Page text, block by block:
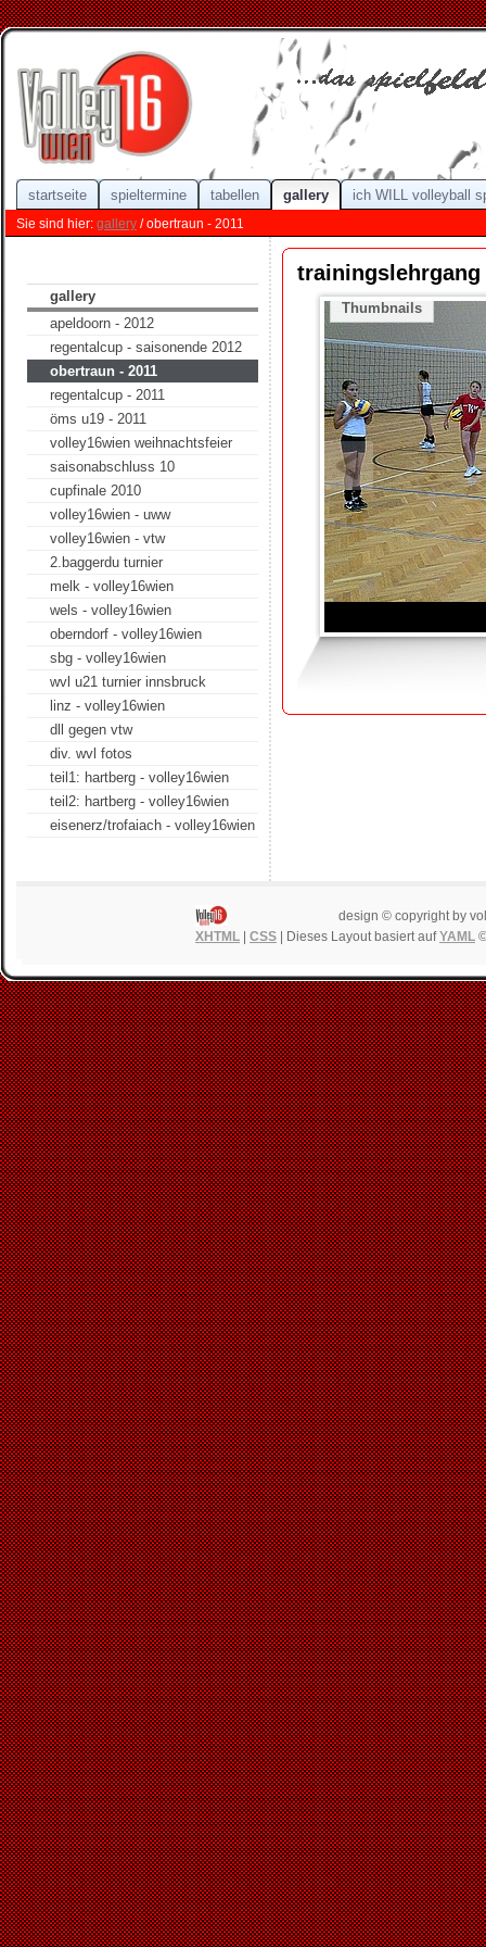
startseite spieltermine tabellen gallery ich WILL volleyball
Sie sind hier: gallery / obertraun - 2011
gallery
apeldoorn - 2012
regentalcup - saisonende 2012
obertraun - 2011
regentalcup - 2011
öms u19 - 2011
volley16wien weihnachtsfeier
saisonabschluss 10
cupfinale 2010
volley16wien - uww
volley16wien - vtw
2.baggerdu turnier
melk - volley16wien
wels - volley16wien
oberndorf - volley16wien
sbg - volley16wien
wvl u21 turnier innsbruck
linz - volley16wien
dll gegen vtw
div. wvl fotos
teil1: hartberg - volley16wien
teil2: hartberg - volley16wien
eisenerz/trofaiach - volley16wien
trainingslehrgang
Thumbnails
design © copyright by
XHTML
CSS | Dieses Layout basiert aufYAML